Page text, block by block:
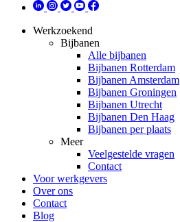
Werkzoekend
Bijbanen
Alle bijbanen
Bijbanen Rotterdam
Bijbanen Amsterdam
Bijbanen Groningen
Bijbanen Utrecht
Bijbanen Den Haag
Bijbanen per plaats
Meer
Veelgestelde vragen
Contact
Voor werkgevers
Over ons
Contact
Blog